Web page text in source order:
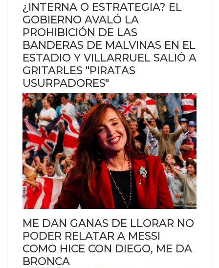
¿INTERNA O ESTRATEGIA? EL
GOBIERNO AVALÓ LA
PROHIBICIÓN DE LAS
BANDERAS DE MALVINAS EN EL
ESTADIO Y VILLARRUEL SALIÓ A
GRITARLES "PIRATAS
USURPADORES"
ME DAN GANAS DE LLORAR NO
PODER RELATAR A MESSI
COMO HICE CON DIEGO, ME DA
BRONCA